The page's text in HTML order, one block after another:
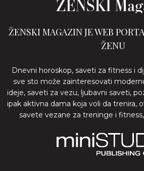
ŽENSKI MAGAZIN JE WEB
ŽENU
Dnevni horoskop, saveti za fitness i
sve sto može zainteresovati
ideje, saveti za vezu, ljubavni saveti,
ipak aktivna dama koja voli da trenira,
savete vezane za treninge i